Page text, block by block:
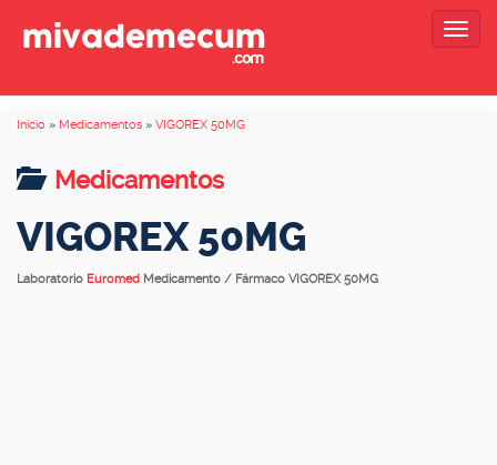
Inicio » Medicamentos » VIGOREX 50MG
Medicamentos
VIGOREX 50MG
Laboratorio Euromed Medicamento / Fármaco VIGOREX 50MG